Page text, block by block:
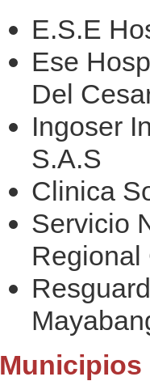
E.S.E
Ese
Del
Ingoser
S.A.S
Clinica
Servicio
Regional
Municipios